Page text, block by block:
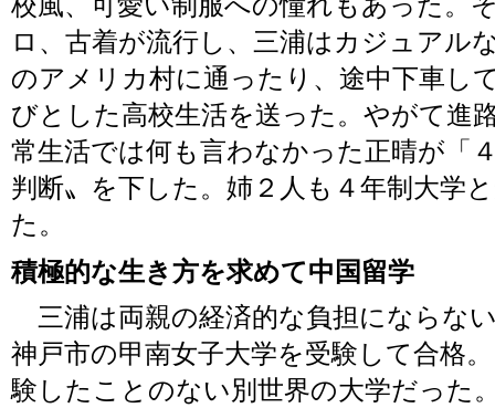
ロ、古着が流行し、三浦はカジュアル
のアメリカ村に通ったり、途中下車し
びとした高校生活を送った。やがて進
常生活では何も言わなかった正晴が「
判断〟を下した。姉２人も４年制大学
た。
積極的な生き方を求めて中国留学
三浦は両親の経済的な負担にならな
神戸市の甲南女子大学を受験して合格
験したことのない別世界の大学だった